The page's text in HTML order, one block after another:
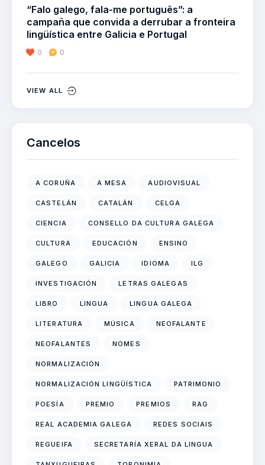
“Falo galego, fala-me português”: a
campaña que convida a derrubar a fronteira
lingüística entre Galicia e Portugal
0 0
VIEW ALL
Cancelos
A CORUÑA A MESA AUDIOVISUAL
CASTELÁN CATALÁN CELGA
CIENCIA CONSELLO DA CULTURA GALEGA
CULTURA EDUCACIÓN ENSINO
GALEGO GALICIA IDIOMA ILG
INVESTIGACIÓN LETRAS GALEGAS
LIBRO LINGUA LINGUA GALEGA
LITERATURA MÚSICA NEOFALANTE
NEOFALANTES NOMES
NORMALIZACIÓN
NORMALIZACIÓN LINGÜÍSTICA PATRIMONIO
POESÍA PREMIO PREMIOS RAG
REAL ACADEMIA GALEGA REDES SOCIAIS
REGUEIFA SECRETARÍA XERAL DA LINGUA